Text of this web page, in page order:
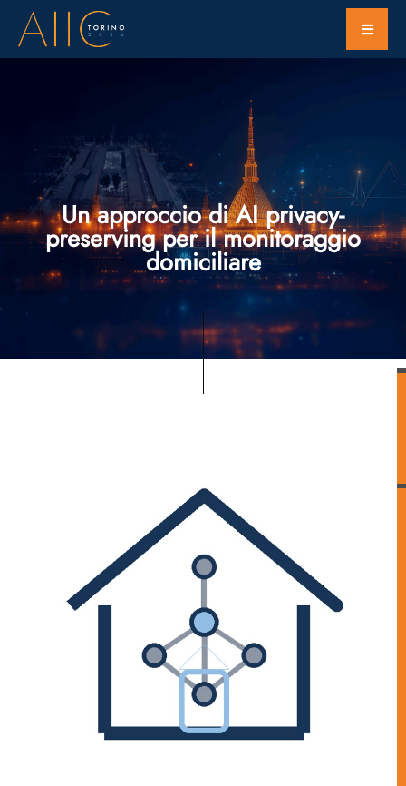
Un approccio di AI privacy-
preserving per il monitoraggio
domiciliare